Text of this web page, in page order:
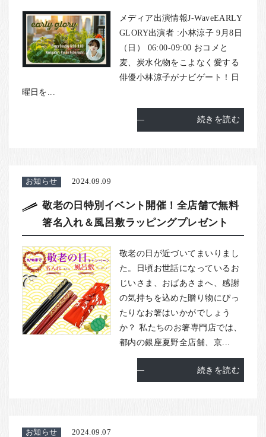
メディア出演情報J-WaveEARLY
GLORY出演者 :小林涼子 9月8日
（日） 06:00-09:00 おコメと
麦、炭水化物をこよなく愛する
俳優小林涼子がナビゲート！日
曜日を...
続きを読む
お知らせ 2024.09.09
敬老の日特別イベント開催！全店舗で無料
箸名入れ＆風呂敷ラッピングプレゼント
敬老の日が近づいてまいりまし
た。日頃お世話になっているお
じいさま、おばあさまへ、感謝
の気持ちを込めた贈り物にぴっ
たりなお箸はいかがでしょう
か？ 私たちのお箸専門店では、
都内の銀座夏野全店舗、京...
続きを読む
お知らせ 2024.09.07